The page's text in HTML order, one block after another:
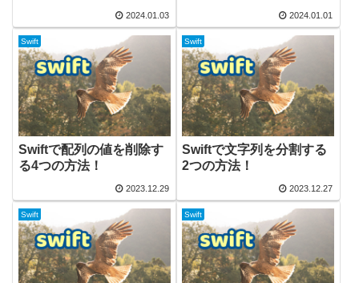
2024.01.03 2024.01.01
Swift
Swiftで配列の値を削除す
る4つの方法！
2023.12.29
Swift
Swiftで文字列を分割する
2つの方法！
2023.12.27
Swift Swift